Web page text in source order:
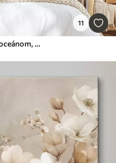
11
Vtáky lietajúce nad plážou s oceánom, hory v pozadí, teplé farby, jemná pastelová paleta